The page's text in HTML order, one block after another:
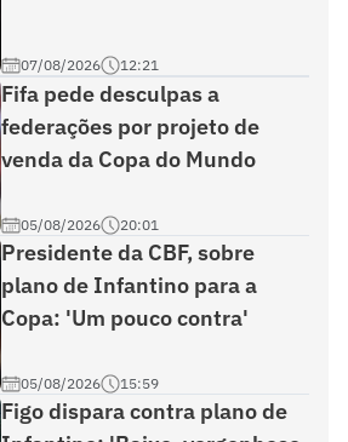
07/08/2026 12:21
Fifa pede desculpas a
federações por projeto de
venda da Copa do Mundo
05/08/2026 20:01
Presidente da CBF, sobre
plano de Infantino para a
Copa: 'Um pouco contra'
05/08/2026 15:59
Figo dispara contra plano de